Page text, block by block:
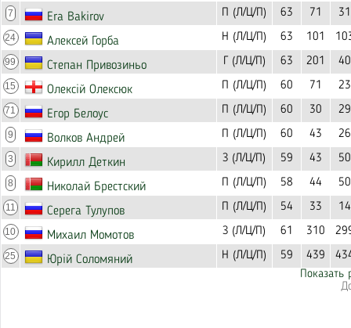
7 Era Bakirov П (Л/Ц/П) 63 71 31
24 Алексей Горба Н (Л/Ц/П) 63 101
99 Степан Привозиньо Г (Л/Ц/П) 63 201 40
15 Олексій Олексюк П (Л/Ц/П) 60 71 23
71 Егор Белоус П (Л/Ц/П) 60 30 29
9 Волков Андрей П (Л/Ц/П) 60 43 26
3 Кирилл Деткин З (Л/Ц/П) 59 43 50
8 Николай Брестский П (Л/Ц/П) 58 44 50
11 Серега Тулупов П (Л/Ц/П) 54 33 14
10 Михаил Момотов З (Л/Ц/П) 61 310
25 Юрій Соломяний Н (Л/Ц/П) 59 439
Показать